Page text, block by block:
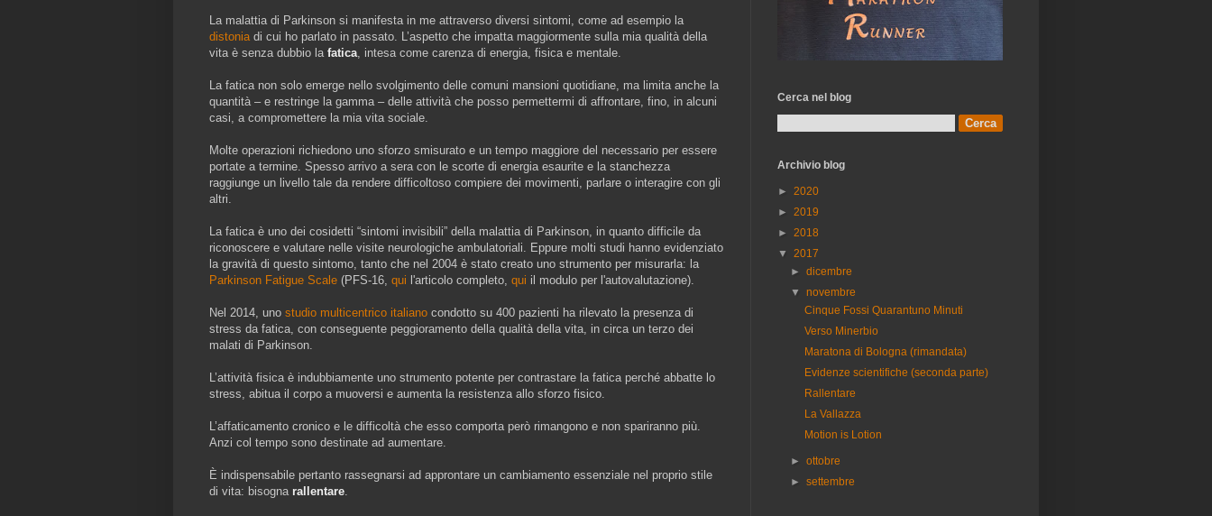
La malattia di Parkinson si manifesta in me attraverso diversi sintomi, come ad esempio la
distoniadi cui ho parlato in passato. L’aspetto che impatta maggiormente sulla mia qualità della
vita è senza dubbio la fatica, intesa come carenza di energia, fisica e mentale.
La fatica non solo emerge nello svolgimento delle comuni mansioni quotidiane, ma limita anche la
quantità – e restringe la gamma – delle attività che posso permettermi di affrontare, fino, in alcuni
casi, a compromettere la mia vita sociale.
Molte operazioni richiedono uno sforzo smisurato e un tempo maggiore del necessario per essere
portate a termine. Spesso arrivo a sera con le scorte di energia esaurite e la stanchezza
raggiunge un livello tale da rendere difficoltoso compiere dei movimenti, parlare o interagire con gli
altri.
La fatica è uno dei cosidetti “sintomi invisibili” della malattia di Parkinson, in quanto difficile da
riconoscere e valutare nelle visite neurologiche ambulatoriali. Eppure molti studi hanno evidenziato
la gravità di questo sintomo, tanto che nel 2004 è stato creato uno strumento per misurarla: la
Parkinson Fatigue Scale (PFS-16, qui l'articolo completo, qui il modulo per l'autovalutazione).
Nel 2014, uno studio multicentrico italiano condotto su 400 pazienti ha rilevato la presenza di
stress da fatica, con conseguente peggioramento della qualità della vita, in circa un terzo dei
malati di Parkinson.
L’attività fisica è indubbiamente uno strumento potente per contrastare la fatica perché abbatte lo
stress, abitua il corpo a muoversi e aumenta la resistenza allo sforzo fisico.
L’affaticamento cronico e le difficoltà che esso comporta però rimangono e non spariranno più.
Anzi col tempo sono destinate ad aumentare.
È indispensabile pertanto rassegnarsi ad approntare un cambiamento essenziale nel proprio stile
di vita: bisogna rallentare.
Cerca nel blog
Archivio blog
► 2020
► 2019
► 2018
▼ 2017
►dicembre
▼novembre
Cinque Fossi Quarantuno Minuti
Verso Minerbio
Maratona di Bologna (rimandata)
Evidenze scientifiche (seconda parte)
Rallentare
La Vallazza
Motion is Lotion
►ottobre
►settembre